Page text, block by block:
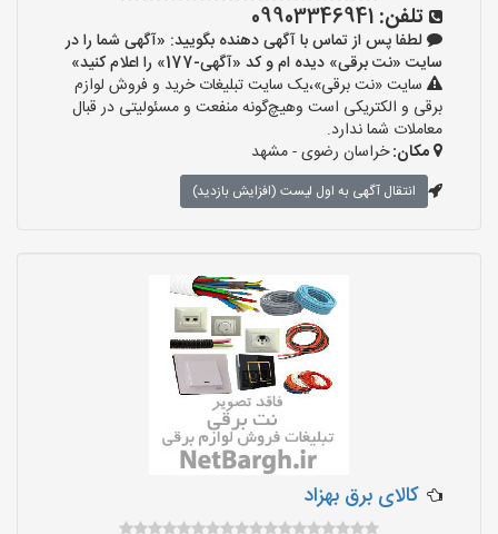
تلفن: 09903346941
لطفا پس از تماس با آگهی دهنده بگویید: «آگهی شما را در
سایت «نت برقی» دیده ام و کد «آگهی-177» را اعلام کنید»
سایت «نت برقی»،یک سایت تبلیغات خرید و فروش لوازم
برقی و الکتریکی است وهیچ‌گونه منفعت و مسئولیتی در قبال
معاملات شما ندارد.
مکان:خراسان رضوی - مشهد
انتقال آگهی به اول لیست (افزایش بازدید)
کالای برق بهزاد